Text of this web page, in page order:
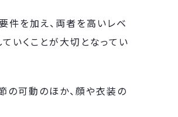
件を加え、両者を高いレベ
いくことが大切となってい
の可動のほか、顔や衣装の